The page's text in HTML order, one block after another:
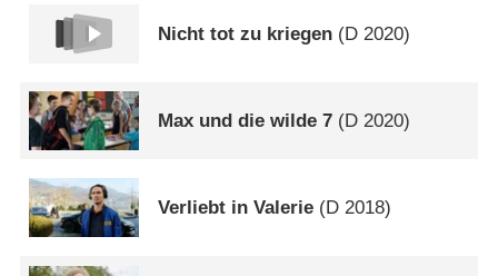
Nicht tot zu kriegen (D 2020)
Max und die wilde 7 (D 2020)
Verliebt in Valerie (D 2018)